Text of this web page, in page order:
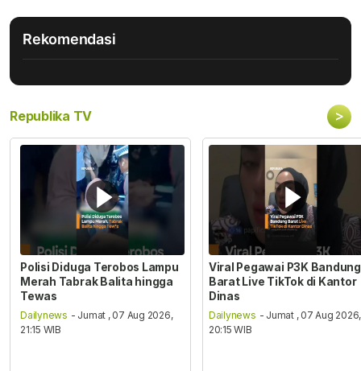
Rekomendasi
Republika TV >
Polisi Diduga Terobos Lampu
Merah Tabrak Balita hingga
Tewas
Dailynews - Jumat , 07 Aug 2026,
21:15 WIB
Viral Pegawai P3K Bandung
Barat Live TikTok di Kantor
Dinas
Dailynews - Jumat , 07 Aug 2026,
20:15 WIB